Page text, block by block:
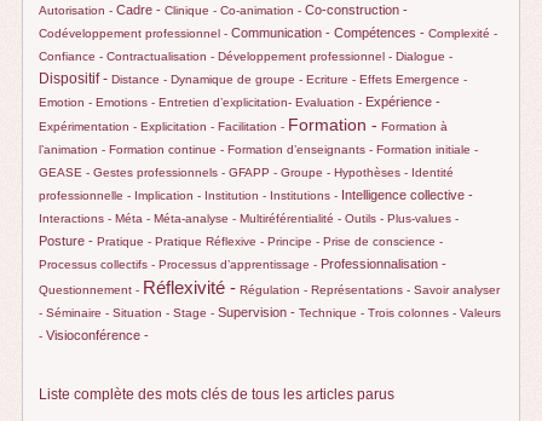
Autorisation - Cadre - Clinique - Co-animation - Co-construction -
Codéveloppement professionnel - Communication - Compétences - Complexité -
Confiance - Contractualisation - Développement professionnel - Dialogue -
Dispositif - Distance - Dynamique de groupe - Ecriture - Effets Emergence -
Emotion - Emotions - Entretien d’explicitation- Evaluation - Expérience -
Expérimentation - Explicitation - Facilitation - Formation - Formation à
l’animation - Formation continue - Formation d’enseignants - Formation initiale -
GEASE - Gestes professionnels - GFAPP - Groupe - Hypothèses - Identité
professionnelle - Implication - Institution - Institutions - Intelligence collective -
Interactions - Méta - Méta-analyse - Multiréférentialité - Outils - Plus-values -
Posture - Pratique - Pratique Réflexive - Principe - Prise de conscience -
Processus collectifs - Processus d’apprentissage - Professionnalisation -
Questionnement - Réflexivité - Régulation - Représentations - Savoir analyser
- Séminaire - Situation - Stage - Supervision - Technique - Trois colonnes - Valeurs
- Visioconférence -
Liste complète des mots clés de tous les articles parus